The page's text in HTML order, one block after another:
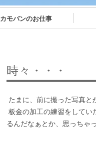
カモバンのお仕事
時々・・・
たまに、前に撮った写真と
板金の加工の練習をしてい
るんだなぁとか、思っちゃ